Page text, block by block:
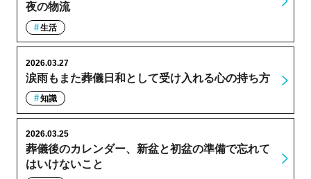
夜の物流
生活
涙雨もまた葬儀日和として受け入れる心の持ち方
2026.03.27
知識
葬儀後のカレンダー、新盆と初盆の準備で忘れて
はいけないこと
2026.03.25